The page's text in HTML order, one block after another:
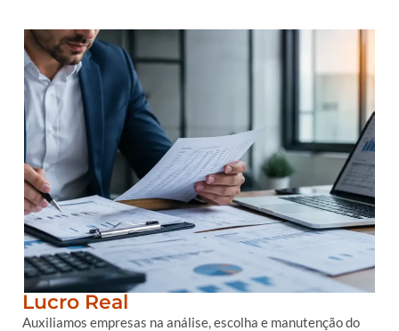
Lucro Real
Auxiliamos empresas na análise, escolha e manutenção do